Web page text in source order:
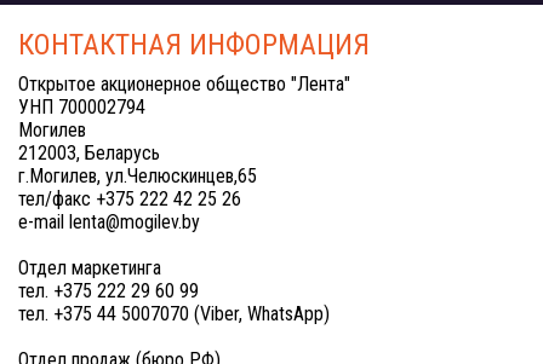
КОНТАКТНАЯ ИНФОРМАЦИЯ
Открытое акционерное общество "Лента"
УНП 700002794
Могилев
212003, Беларусь
г.Могилев, ул.Челюскинцев,65
тел/факс +375 222 42 25 26
e-mail lenta@mogilev.by
Отдел маркетинга
тел. +375 222 29 60 99
тел. +375 44 5007070 (Viber, WhatsApp)